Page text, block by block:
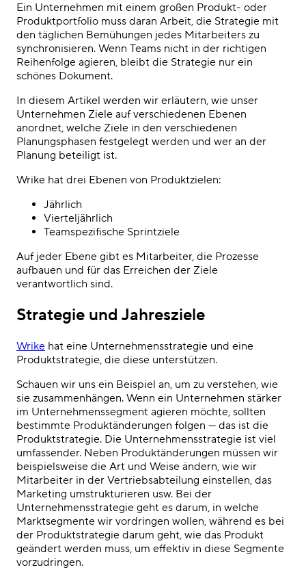
Ein Unternehmen mit einem großen Produkt- oder
Produktportfolio muss daran Arbeit, die Strategie mit
den täglichen Bemühungen jedes Mitarbeiters zu
synchronisieren. Wenn Teams nicht in der richtigen
Reihenfolge agieren, bleibt die Strategie nur ein
schönes Dokument.
In diesem Artikel werden wir erläutern, wie unser
Unternehmen Ziele auf verschiedenen Ebenen
anordnet, welche Ziele in den verschiedenen
Planungsphasen festgelegt werden und wer an der
Planung beteiligt ist.
Wrike hat drei Ebenen von Produktzielen:
Jährlich
Vierteljährlich
Teamspezifische Sprintziele
Auf jeder Ebene gibt es Mitarbeiter, die Prozesse
aufbauen und für das Erreichen der Ziele
verantwortlich sind.
Strategie und Jahresziele
Wrike hat eine Unternehmensstrategie und eine
Produktstrategie, die diese unterstützen.
Schauen wir uns ein Beispiel an, um zu verstehen, wie
sie zusammenhängen. Wenn ein Unternehmen stärker
im Unternehmenssegment agieren möchte, sollten
bestimmte Produktänderungen folgen — das ist die
Produktstrategie. Die Unternehmensstrategie ist viel
umfassender. Neben Produktänderungen müssen wir
beispielsweise die Art und Weise ändern, wie wir
Mitarbeiter in der Vertriebsabteilung einstellen, das
Marketing umstrukturieren usw. Bei der
Unternehmensstrategie geht es darum, in welche
Marktsegmente wir vordringen wollen, während es bei
der Produktstrategie darum geht, wie das Produkt
geändert werden muss, um effektiv in diese Segmente
vorzudringen.